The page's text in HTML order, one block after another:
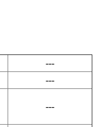
---
---
---